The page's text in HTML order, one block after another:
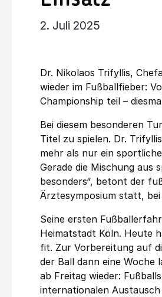
2. Juli 2025
Dr. Nikolaos Trifyllis,
wieder im Fußballfieber:
Championship teil –
Bei diesem besonderen
Titel zu spielen. Dr.
mehr als nur ein
Gerade die Mischung aus
besonders“, betont der
Ärztesymposium statt,
Seine ersten
Heimatstadt Köln. Heute
fit. Zur Vorbereitung auf
der Ball dann eine Woche
ab Freitag wieder:
internationalen